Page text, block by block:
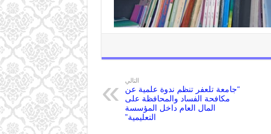
التالي
“جامعة تلعفر تنظم ندوة علمية عن
مكافحة الفساد والمحافظة على
المال العام داخل المؤسسة
التعليمية”